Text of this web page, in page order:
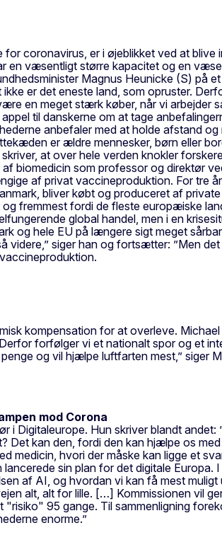
coronavirus, er i øjeblikket ved at
en væsentligt større kapacitet og en
Magnus Heunicke (S) på
er det eneste land, som opruster.
en meget stærk køber, når vi arbejder
til danskerne om at tage
anbefaler med at holde afstand
er ældre mennesker, børn eller
at over hele verden knokler
biomedicin som professor og direktør
af privat vaccineproduktion. For tre
bliver købt og produceret af
fremmest fordi de fleste europæiske
global handel, men i en
og hele EU på længere sigt meget
videre,” siger han og fortsætter: ”Men
kompensation for at overleve.
forfølger vi et nationalt spor og et
og vil hjælpe luftfarten mest,” siger
mod Corona
Digitaleurope. Hun skriver blandt
kan den, fordi den kan hjælpe os
medicin, hvori der måske kan ligge et
sin plan for det digitale
af AI, og hvordan vi kan få mest
alt, alt for lille. […] Kommissionen vil
95 gange. Til sammenligning
enorme.”